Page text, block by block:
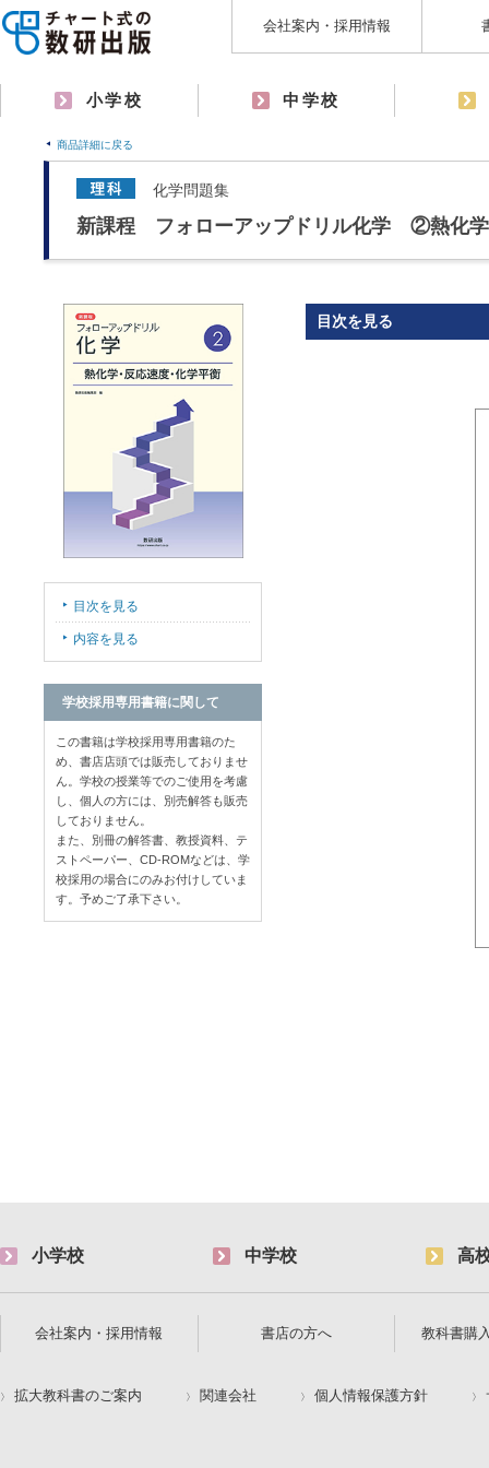
会社案内・採用情報
小学校 中学校
商品詳細に戻る
化学問題集
新課程 フォローアップドリル化学 ②熱化学
目次を見る
目次を見る
内容を見る
学校採用専用書籍に関して
この書籍は学校採用専用書籍のた
め、書店店頭では販売しておりませ
ん。学校の授業等でのご使用を考慮
し、個人の方には、別売解答も販売
しておりません。
また、別冊の解答書、教授資料、テ
ストペーパー、CD-ROMなどは、学
校採用の場合にのみお付けしていま
す。予めご了承下さい。
小学校 中学校 高
会社案内・採用情報 書店の方へ 教科書購
拡大教科書のご案内 関連会社 個人情報保護方針